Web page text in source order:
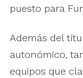
puesto para
Además del
autonómico,
equipos que